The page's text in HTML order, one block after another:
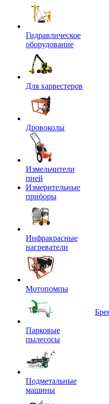
Гидравлическое
оборудование
Для харвестеров
Дровоколы
Измельчители
пней
Измерительные
приборы
Инфракрасные
нагреватели
Мотопомпы
Парковые
пылесосы
Подметальные
машины